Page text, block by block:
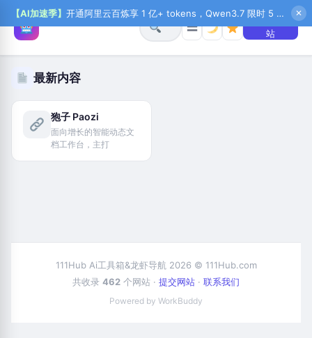
【AI加速季】 开通阿里云百炼享 1 亿+ tokens，Qwen3.7 限时 5 折起，秒悟新注送 1 万积分，加入 OPC 赢百万助力金，QoderWork CN 首月 0 元 ✕
☰
+ 提交网
站
最新内容
狍子 Paozi
面向增长的智能动态文
档工作台，主打
111Hub Ai工具箱&龙虾导航 2026 © 111Hub.com
共收录 462 个网站 · 提交网站 · 联系我们
Powered by WorkBuddy